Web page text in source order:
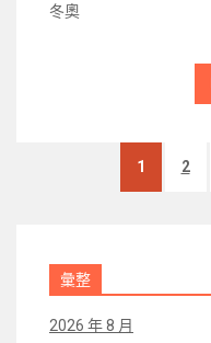
冬奧
1 2
彙整
2026 年 8 月